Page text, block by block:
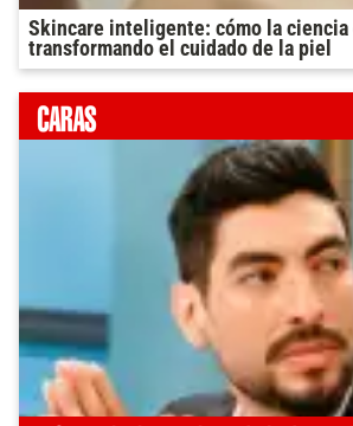
Skincare inteligente: cómo la ciencia
transformando el cuidado de la piel